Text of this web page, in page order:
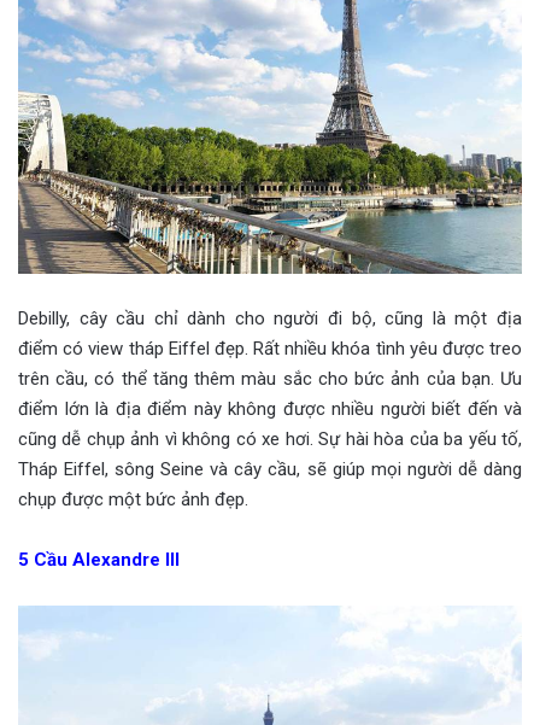
Debilly, cây cầu chỉ dành cho người đi bộ, cũng là một địa
điểm có view tháp Eiffel đẹp. Rất nhiều khóa tình yêu được treo
trên cầu, có thể tăng thêm màu sắc cho bức ảnh của bạn. Ưu
điểm lớn là địa điểm này không được nhiều người biết đến và
cũng dễ chụp ảnh vì không có xe hơi. Sự hài hòa của ba yếu tố,
Tháp Eiffel, sông Seine và cây cầu, sẽ giúp mọi người dễ dàng
chụp được một bức ảnh đẹp.
5 Cầu Alexandre III